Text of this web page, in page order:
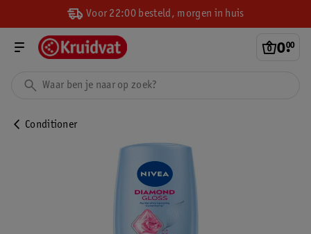
Voor 22:00 besteld, morgen in huis
0.
00
Conditioner